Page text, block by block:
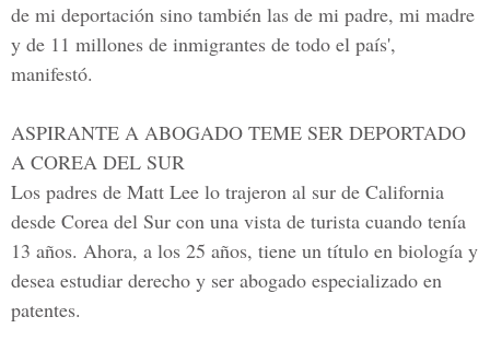
de mi deportación sino también las de mi padre, mi madre
y de 11 millones de inmigrantes de todo el país',
manifestó.
ASPIRANTE A ABOGADO TEME SER DEPORTADO
A COREA DEL SUR
Los padres de Matt Lee lo trajeron al sur de California
desde Corea del Sur con una vista de turista cuando tenía
13 años. Ahora, a los 25 años, tiene un título en biología y
desea estudiar derecho y ser abogado especializado en
patentes.